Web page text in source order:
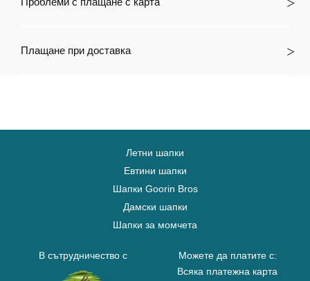
Плащане при доставка
Летни шапки
Евтини шапки
Шапки Goorin Bros
Дамски шапки
Шапки за момчета
В сътрудничество с
Можете да платите с:
Всяка платежна карта